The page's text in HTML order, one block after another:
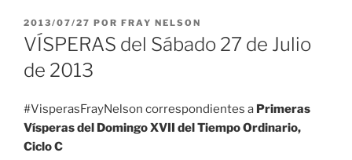
PUBLICADO
EL
2013/07/27 POR FRAY NELSON
VÍSPERAS del Sábado 27 de Julio
de 2013
#VisperasFrayNelson correspondientes a Primeras
Vísperas del Domingo XVII del Tiempo Ordinario,
Ciclo C